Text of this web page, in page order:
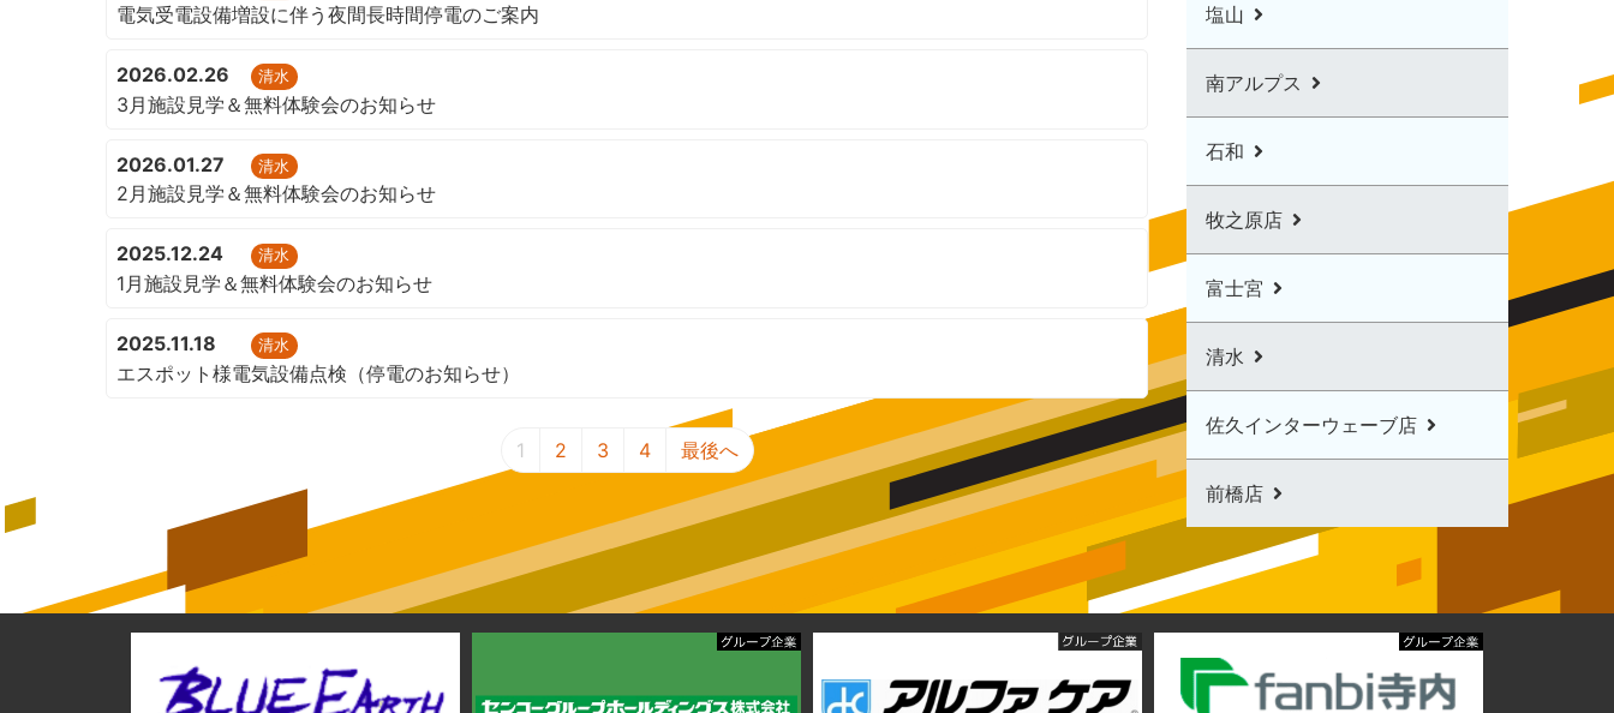
電気受電設備増設に伴う夜間長時間停電のご案内
2026.02.26 清水
3月施設見学＆無料体験会のお知らせ
2026.01.27 清水
2月施設見学＆無料体験会のお知らせ
2025.12.24 清水
1月施設見学＆無料体験会のお知らせ
2025.11.18 清水
エスポット様電気設備点検（停電のお知らせ）
1 2 3 4 最後へ
塩山
南アルプス
石和
牧之原店
富士宮
清水
佐久インターウェーブ店
前橋店